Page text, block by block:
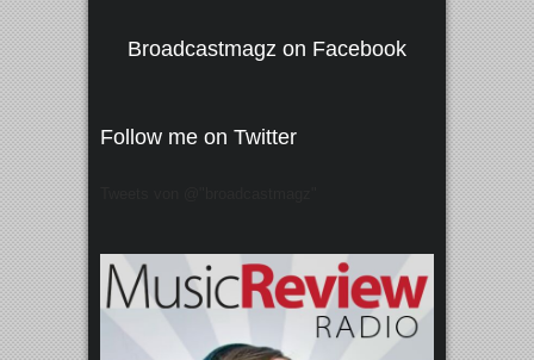
Broadcastmagz on Facebook
Follow me on Twitter